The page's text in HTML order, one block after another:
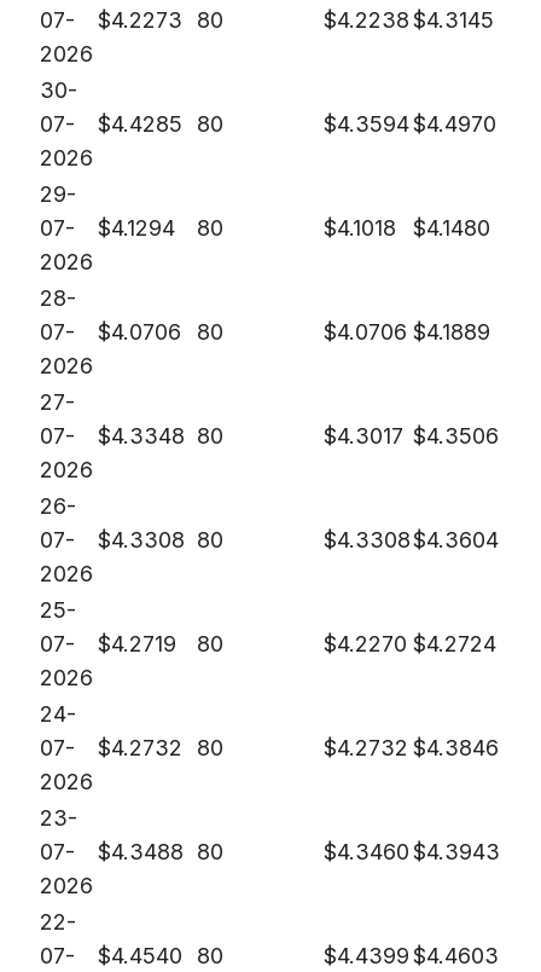
07-
2026
$4.2273 80 $4.2238$4.3145
30-
07-
2026
$4.4285 80 $4.3594$4.4970
29-
07-
2026
$4.1294 80 $4.1018 $4.1480
28-
07-
2026
$4.0706 80 $4.0706 $4.1889
27-
07-
2026
$4.3348 80 $4.3017 $4.3506
26-
07-
2026
$4.3308 80 $4.3308$4.3604
25-
07-
2026
$4.2719 80 $4.2270 $4.2724
24-
07-
2026
$4.2732 80 $4.2732 $4.3846
23-
07-
2026
$4.3488 80 $4.3460$4.3943
22-
07-
$4.4540 80 $4.4399$4.4603